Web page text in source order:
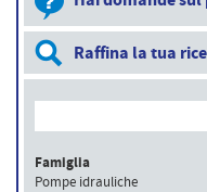
Raffina la tua
Famiglia
Pompe idrauliche